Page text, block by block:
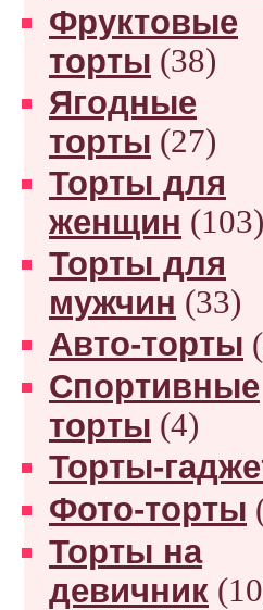
Фруктовые
торты (38)
Ягодные
торты (27)
Торты для
женщин (103)
Торты для
мужчин (33)
Авто-торты
Спортивные
торты (4)
Торты-
Фото-торты
Торты на
девичник